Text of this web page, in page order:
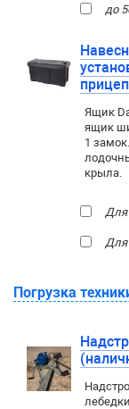
до
Ящик
ящик
1
крыла.
Для
Для
Погрузка